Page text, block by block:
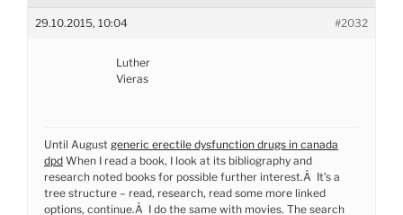
29.10.2015, 10:04 #2032
Luther
Vieras
Until August generic erectile dysfunction drugs in canada
dpd When I read a book, I look at its bibliography and
research noted books for possible further interest.Â It’s a
tree structure – read, research, read some more linked
options, continue.Â I do the same with movies. The search